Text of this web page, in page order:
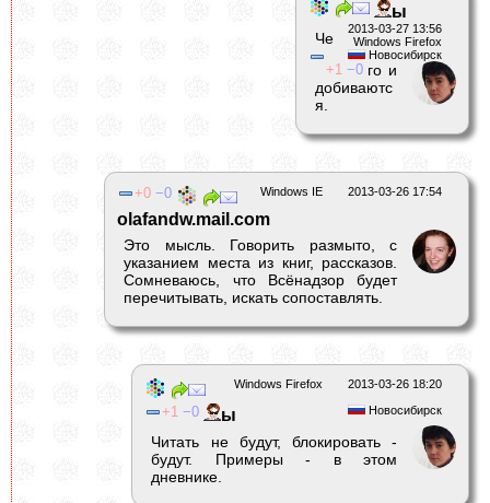
2013-03-27 13:56
Windows Firefox
Новосибирск
1 0
ы
Че
го и
добиваютс
я.
2013-03-26 17:54
Windows IE
0 0
olafandw.mail.com
Это мысль. Говорить размыто, с
указанием места из книг, рассказов.
Сомневаюсь, что Всёнадзор будет
перечитывать, искать сопоставлять.
2013-03-26 18:20
Windows Firefox
Новосибирск
1 0 ы
Читать не будут, блокировать -
будут. Примеры - в этом
дневнике.